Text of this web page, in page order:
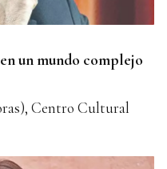
un mundo complejo
Centro Cultural